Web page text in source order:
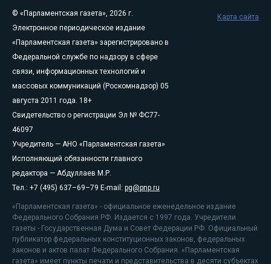
© «Парламентская газета», 2026 г.
Электронное периодическое издание
«Парламентская газета» зарегистрировано в
Федеральной службе по надзору в сфере
связи, информационных технологий и
массовых коммуникаций (Роскомнадзор) 05
августа 2011 года. 18+
Свидетельство о регистрации Эл № ФС77-
46097
Учредитель — АНО «Парламентская газета»
Исполняющий обязанности главного
редактора — Абдуллаев М.Р.
Тел.: +7 (495) 637–69–79 E-mail: pg@pnp.ru
«Парламентская газета» - официальное еженедельное издание
Федерального Собрания РФ. Издается с 1997 года. Учредители
газеты - Государственная Дума и Совет Федерации РФ. Официальный
публикатор федеральных конституционных законов, федеральных
законов и актов палат Федерального Собрания. «Парламентская
газета» имеет пункты печати и представительства в десяти субъектах
Карта сайта